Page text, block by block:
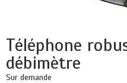
Téléphone
débimètre
Sur demande